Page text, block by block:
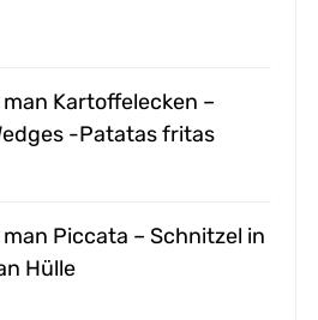
Kartoffelecken –
-Patatas fritas
Piccata – Schnitzel in
Hülle